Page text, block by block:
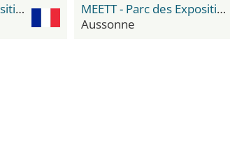
MEETT - Parc des Expositions et Centre de Conventions
MEETT - Parc des Expositions et Centre de Conventions
Aussonne